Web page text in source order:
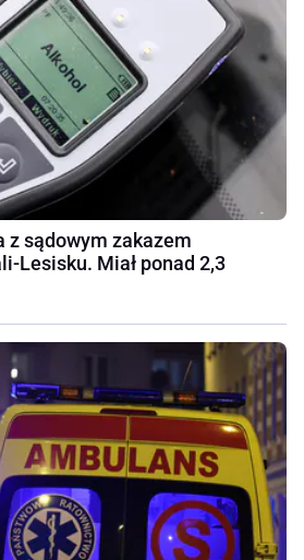
sądowym zakazem
Lesisku. Miał ponad 2,3